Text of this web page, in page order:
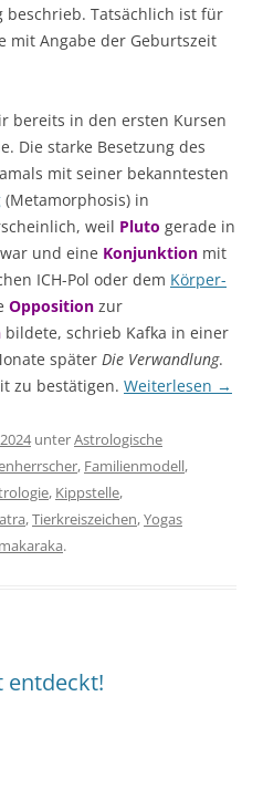
beschrieb. Tatsächlich ist für
mit Angabe der Geburtszeit
bereits in den ersten Kursen
Die starke Besetzung des
mit seiner bekanntesten
(Metamorphosis) in
weil Pluto gerade in
und eine Konjunktion mit
ICH-Pol oder dem Körper-
Opposition zur
bildete, schrieb Kafka in einer
später Die Verwandlung.
zu bestätigen. Weiterlesen →
unterAstrologische
, Familienmodell,
, Kippstelle,
,Tierkreiszeichen,Yogas
.
entdeckt!